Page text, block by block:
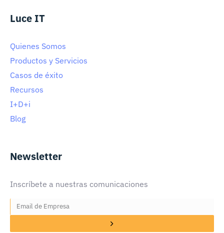
Luce IT
Quienes Somos
Productos y Servicios
Casos de éxito
Recursos
I+D+i
Blog
Newsletter
Inscríbete a nuestras comunicaciones